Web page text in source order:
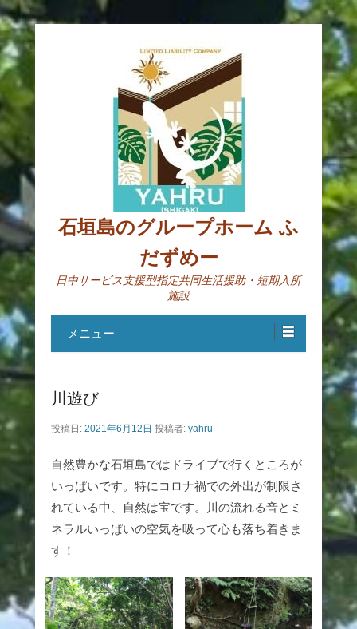
石垣島のグループホーム ふ
だずめー
日中サービス支援型指定共同生活援助・短期入所
施設
メニュー
川遊び
投稿日: 2021年6月12日 投稿者: yahru
自然豊かな石垣島ではドライブで行くところが
いっぱいです。特にコロナ禍での外出が制限さ
れている中、自然は宝です。川の流れる音とミ
ネラルいっぱいの空気を吸って心も落ち着きま
す！